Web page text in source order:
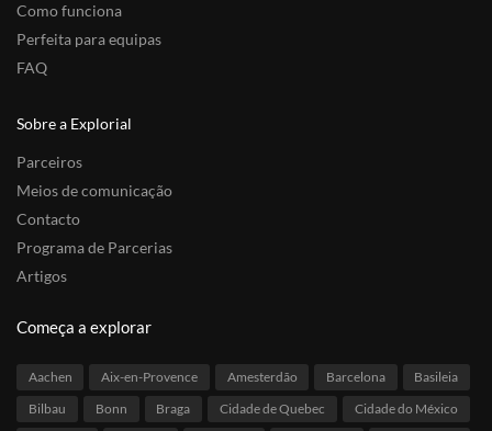
Como funciona
Perfeita para equipas
FAQ
Sobre a Explorial
Parceiros
Meios de comunicação
Contacto
Programa de Parcerias
Artigos
Começa a explorar
Aachen Aix-en-Provence Amesterdão Barcelona
Basileia
Bilbau
Bonn Braga Cidade de Quebec Cidade do México